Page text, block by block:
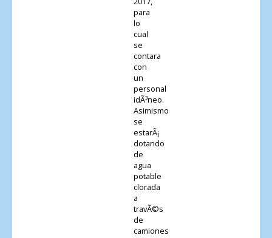
para
lo
cual
se
contara
con
un
personal
idÃ³neo.
Asimismo
se
estarÃ¡
dotando
de
agua
potable
clorada
a
travÃ©s
de
camiones